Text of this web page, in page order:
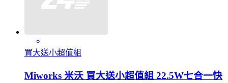
買大送小超值組
Miworks 米沃 買大送小超值組 22.5W七合一快